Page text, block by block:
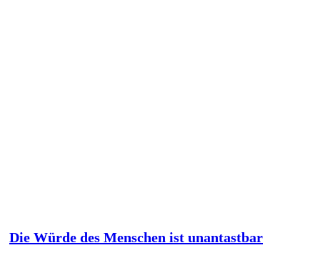
Die Würde des Menschen ist unantastbar